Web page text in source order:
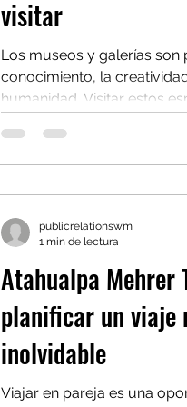
visitar
Los museos y galerías son
conocimiento, la
humanidad. Visitar estos
acontecimientos que han
Atahualpa Mehrer Travel ,
que disfrutan del arte, la
desean integrar v
Atahualpa Mehrer
planificar un viaje
inolvidable
Viajar en pareja es una
publicrelationswm
1 min de lectura